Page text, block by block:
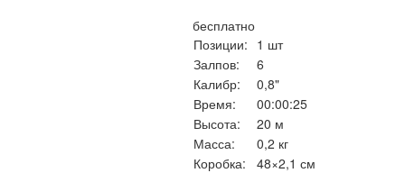
бесплатно
Позиции: 1 шт
Залпов:
6
Калибр:
0,8"
Время:
00:00:25
Высота:
20 м
Масса:
0,2 кг
Коробка:
48×2,1 см